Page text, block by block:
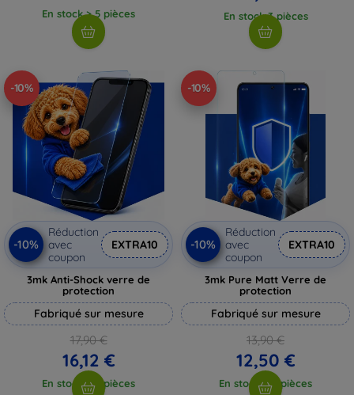
En stock > 5 pièces En stock 3 pièces
-10%
-10%
Réduction
avec
coupon
EXTRA10
3mk Anti-Shock verre de
protection
Fabriqué sur mesure
17,90 €
16,12 €
En stock > 5 pièces
-10%
-10%
Réduction
avec
coupon
EXTRA10
3mk Pure Matt Verre de
protection
Fabriqué sur mesure
13,90 €
12,50 €
En stock > 5 pièces